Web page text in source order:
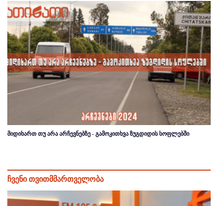
მიდიხართ თუ არა არჩევნებზე - გამოკითხვა ზუგდიდის სოფლებში
ჩვენი თვითმმართველობა